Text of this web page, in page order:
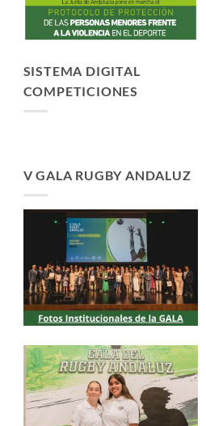
SISTEMA DIGITAL
COMPETICIONES
V GALA RUGBY ANDALUZ